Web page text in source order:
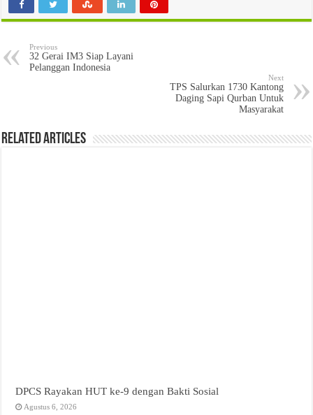
Previous
32 Gerai IM3 Siap Layani
Pelanggan Indonesia
Next
TPS Salurkan 1730 Kantong
Daging Sapi Qurban Untuk
Masyarakat
Related Articles
DPCS Rayakan HUT ke-9 dengan Bakti Sosial
Agustus 6, 2026